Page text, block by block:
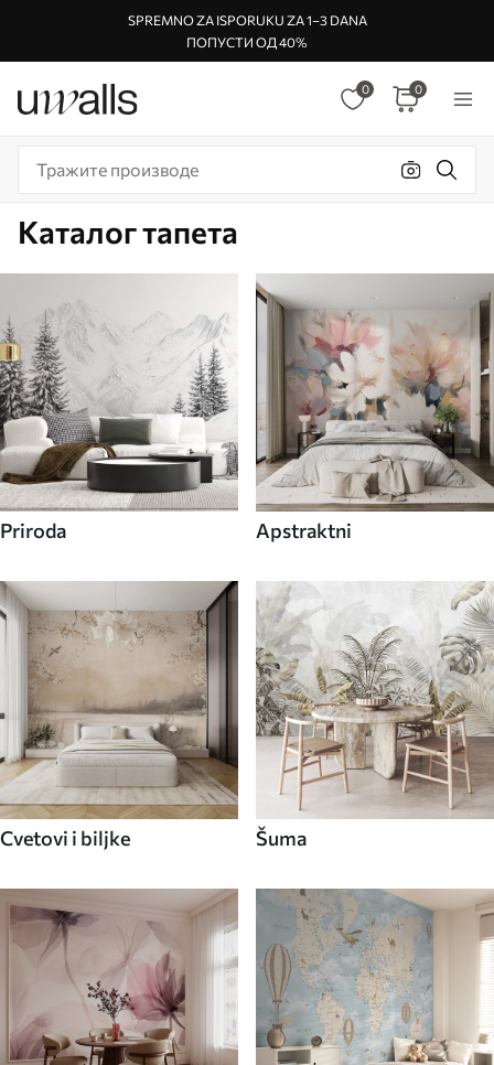
SPREMNO ZA ISPORUKU ZA 1–3 DANA
ПОПУСТИ ОД 40%
0 0
Каталог тапета
Priroda Apstraktni
Cvetovi i biljke Šuma